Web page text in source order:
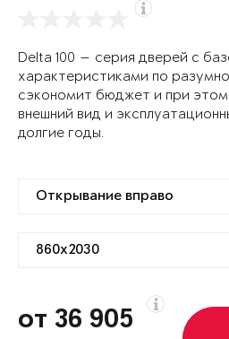
Delta 100 — серия дверей с
характеристиками по
сэкономит бюджет и при
внешний вид и
долгие годы.
от 36 905